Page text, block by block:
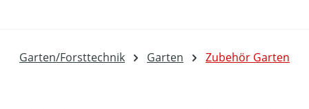
Garten/Forsttechnik Garten Zubehör Garten